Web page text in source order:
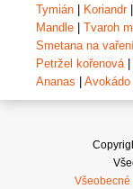
Tymián
Koriandr|
Mandle
Tvaroh
Smetana na
Petržel kořenová|
Ananas
Avokádo
Všeobecné